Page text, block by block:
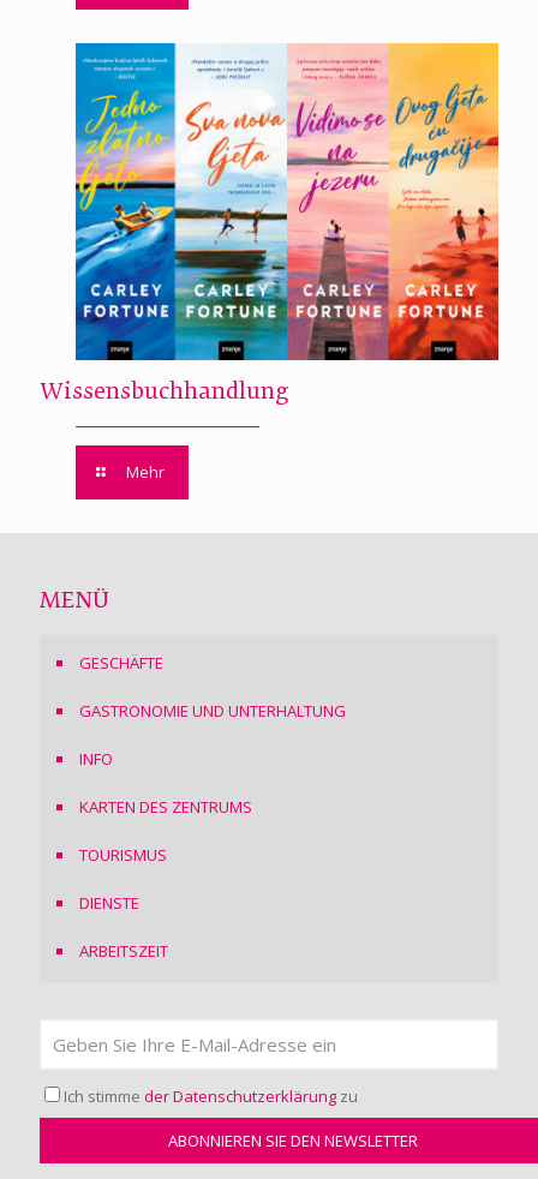
Wissensbuchhandlung
Mehr
MENÜ
GESCHÄFTE
GASTRONOMIE UND UNTERHALTUNG
INFO
KARTEN DES ZENTRUMS
TOURISMUS
DIENSTE
ARBEITSZEIT
Ich stimme der Datenschutzerklärung zu